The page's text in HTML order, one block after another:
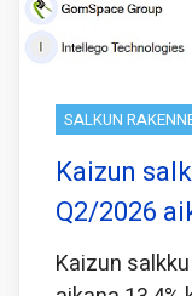
SALKUN
Kaizun
Q2/2026
Kaizun